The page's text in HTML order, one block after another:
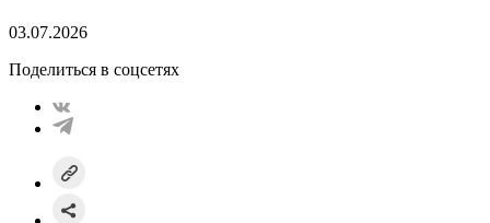
03.07.2026
Поделиться в соцсетях